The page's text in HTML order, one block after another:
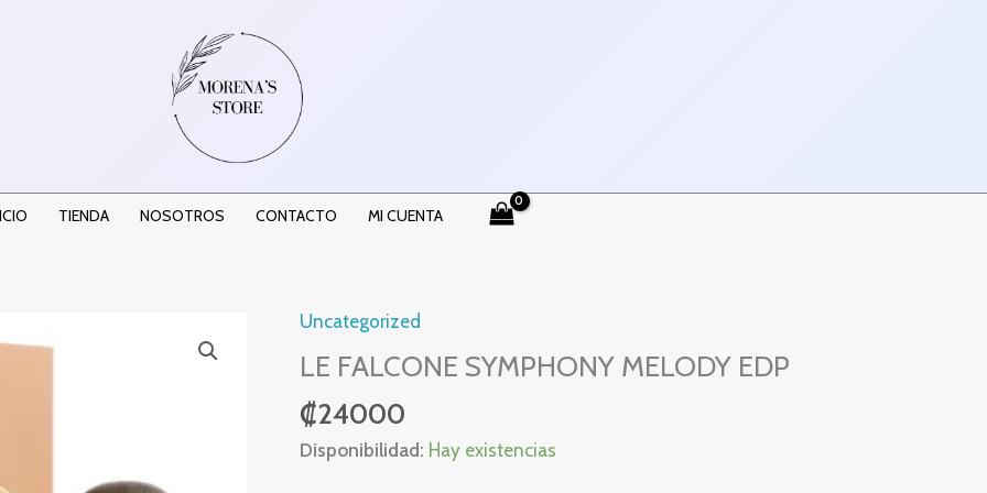
TIENDA NOSOTROS CONTACTO MI CUENTA
Uncategorized
LE FALCONE SYMPHONY MELODY EDP
₡24000
Disponibilidad: Hay existencias
LE
FALCONE
MELODY
EDP